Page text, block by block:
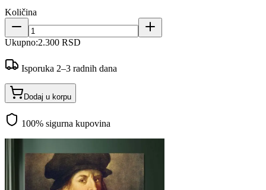
Količina
Ukupno:2.300 RSD
Isporuka 2–3 radnih dana
Dodaj u korpu
100% sigurna kupovina